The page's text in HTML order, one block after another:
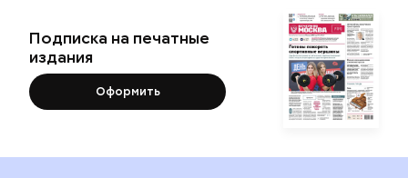
Подписка на печатные
издания
Оформить